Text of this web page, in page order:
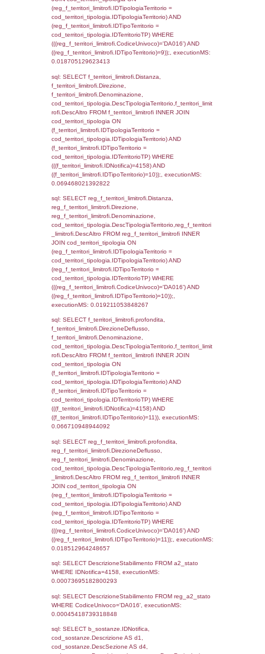
cod_territori_tipologia ON
(f_territori_limitrofi.IDTipologiaTerritorio =
cod_territori_tipologia.IDTipologiaTerritorio)
(f_territori_limitrofi.IDTipoTerritorio =
cod_territori_tipologia.IDTerritorioTP)
(((f_territori_limitrofi.IDNotifica)=4158) AND
((f_territori_limitrofi.IDTipoTerritorio)=4)),
0.071357011795044
sql: SELECT f_territori_limitrofi.Distanza,
f_territori_limitrofi.Direzione,
f_territori_limitrofi.Denominazione,
f_territori_limitrofi.DescAltro FROM
JOIN cod_territori_tipologia ON
(f_territori_limitrofi.IDTipologiaTerritorio =
cod_territori_tipologia.IDTipologiaTerritorio)
(f_territori_limitrofi.IDTipoTerritorio =
cod_territori_tipologia.IDTerritorioTP)
(((f_territori_limitrofi.IDNotifica)=4158) AND
((f_territori_limitrofi.IDTipoTerritorio)=5)),
0.071410894393921
reg_f_territori_limitrofi.Direzione,
reg_f_territori_limitrofi.Denominazione,
_limitrofi.DescAltro FROM
JOIN cod_territori_tipologia ON
(reg_f_territori_limitrofi.IDTipologiaTerritorio =
cod_territori_tipologia.IDTipologiaTerritorio)
(reg_f_territori_limitrofi.IDTipoTerritorio =
0.0450599193573
sql: SELECT f_territori_limitrofi.Distanza,
f_territori_limitrofi.Direzione,
f_territori_limitrofi.Denominazione,
cod_territori_tipologia ON
(f_territori_limitrofi.IDTipologiaTerritorio =
cod_territori_tipologia.IDTipologiaTerritorio)
(f_territori_limitrofi.IDTipoTerritorio =
(((f_territori_limitrofi.IDNotifica)=4158) AND
((f_territori_limitrofi.IDTipoTerritorio)=6)),